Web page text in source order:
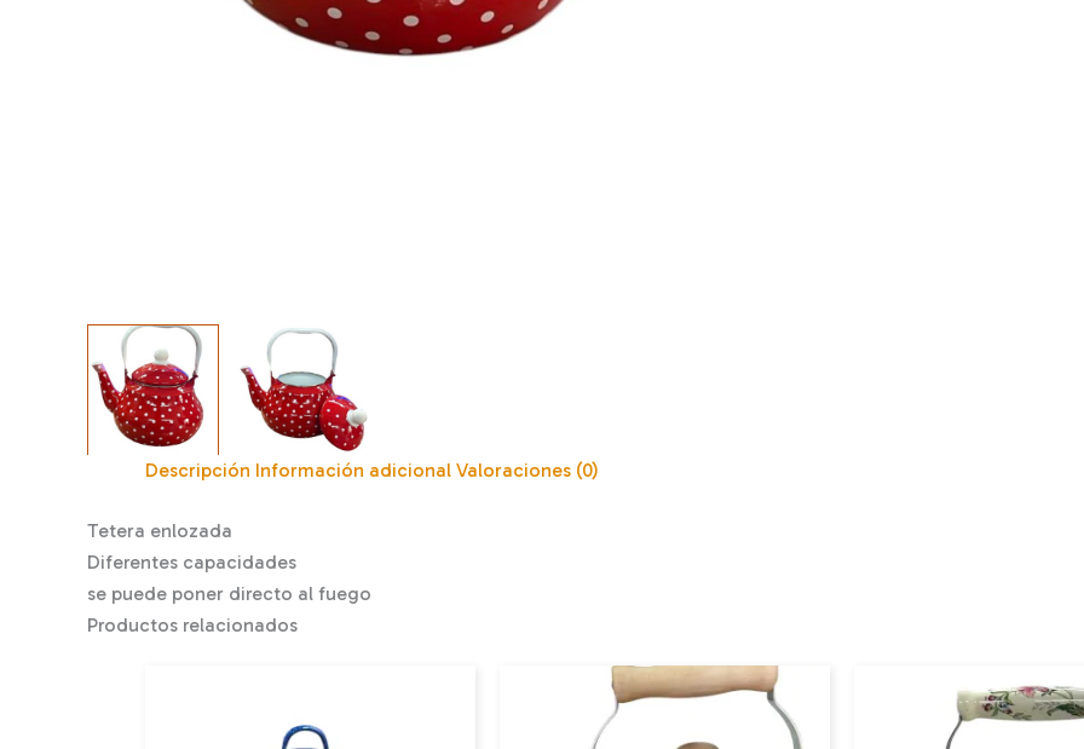
Descripción Información adicional Valoraciones (0)
Tetera enlozada
Diferentes capacidades
se puede poner directo al fuego
Productos relacionados